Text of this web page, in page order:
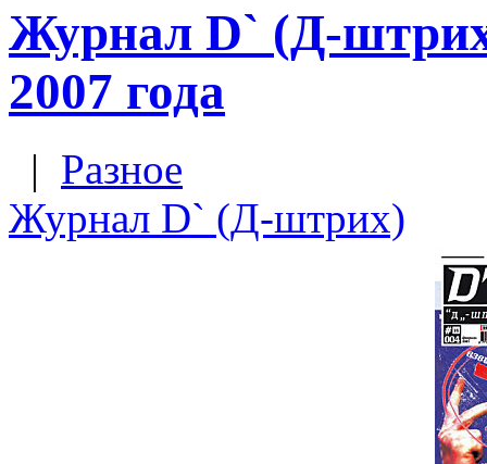
Журнал D` (Д-
2007 года
| Разное
Журнал D` (Д-штрих)